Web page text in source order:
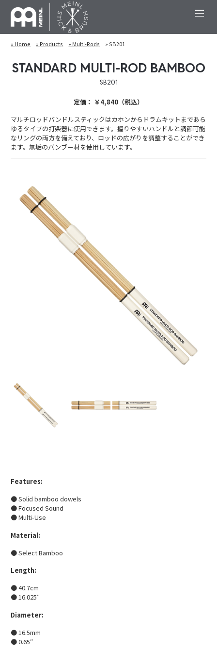
» Home » Products » Multi-Rods » SB201
STANDARD MULTI-ROD BAMBOO
SB201
定価： ￥4,840（税込）
マルチロッドバンドルスティックはカホンからドラムキットまであら
ゆるタイプの打楽器に使用できます。握りやすいハンドルと調節可能
なリングの両方を備えており、ロッドの広がりを調整することができ
ます。無垢のバンブー材を使用しています。
Features:
● Solid bamboo dowels
● Focused Sound
● Multi-Use
Material:
● Select Bamboo
Length:
● 40.7cm
● 16.025″
Diameter:
● 16.5mm
● 0.65″